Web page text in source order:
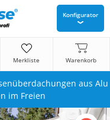
Konfigurator
Merkliste Warenkorb
aus Alu
im Freien